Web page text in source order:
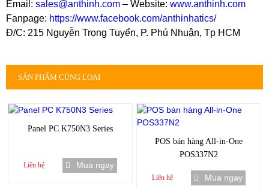
Email: sales@anthinh.com – Website: www.anthinh.com
Fanpage: https://www.facebook.com/anthinhatics/
Đ/C: 215 Nguyễn Trọng Tuyển, P. Phú Nhuận, Tp HCM
SẢN PHẨM CÙNG LOẠI
Panel PC K750N3 Series
Liên hệ Mua ngay
POS bán hàng All-in-One
POS337N2
Liên hệ Mua ngay